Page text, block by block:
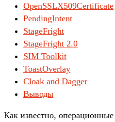
OpenSSLX509Certificate
PendingIntent
StageFright
StageFright 2.0
SIM Toolkit
ToastOverlay
Cloak and Dagger
Выводы
Как известно,